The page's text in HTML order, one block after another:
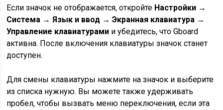
Если значок не отображается, откройте Настройки →
Система → Язык и ввод → Экранная клавиатура →
Управление клавиатурами и убедитесь, что Gboard
активна. После включения клавиатуры значок станет
доступен.
Для смены клавиатуры нажмите на значок и выберите
из списка нужную. Вы можете также удерживать
пробел, чтобы вызвать меню переключения, если эта